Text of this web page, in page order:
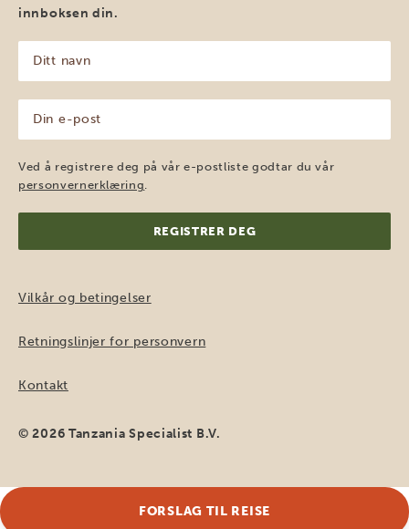
innboksen din.
navn
(Påkrevd)
post
(Påkrevd)
Ved å registrere deg på vår e-postliste godtar du vår
personvernerklæring
Vilkår og betingelser
Retningslinjer for personvern
Kontakt
© 2026 Tanzania Specialist B.V.
FORSLAG TIL REISE